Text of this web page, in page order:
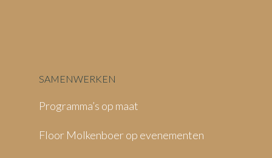
SAMENWERKEN
Programma’s op maat
Floor Molkenboer op evenementen